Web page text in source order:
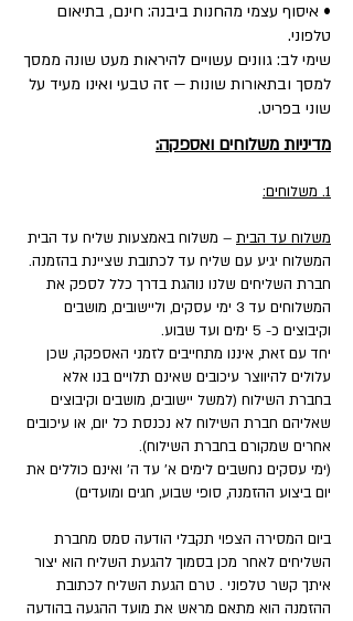
• איסוף עצמי מהחנות ביבנה: חינם, בתיאום
טלפוני.
שימי לב: גוונים עשויים להיראות מעט שונה ממסך
למסך ובתאורות שונות — זה טבעי ואינו מעיד על
שוני בפריט.
מדיניות משלוחים ואספקה:
1. משלוחים:
משלוח עד הבית – משלוח באמצעות שליח עד הבית
המשלוח יגיע עם שליח עד לכתובת שציינת בהזמנה.
חברת השליחים שלנו נוהגת בדרך כלל לספק את
המשלוחים עד 3 ימי עסקים, וליישובים, מושבים
וקיבוצים כ- 5 ימים ועד שבוע.
יחד עם זאת, איננו מתחייבים לזמני האספקה, שכן
עלולים להיווצר עיכובים שאינם תלויים בנו אלא
בחברת השילוח (למשל יישובים, מושבים וקיבוצים
שאליהם חברת השילוח לא נכנסת כל יום, או עיכובים
אחרים שמקורם בחברת השילוח).
(ימי עסקים נחשבים לימים א' עד ה' ואינם כוללים את
יום ביצוע ההזמנה, סופי שבוע, חגים ומועדים)
ביום המסירה הצפוי תקבלי הודעה סמס מחברת
השליחים לאחר מכן בסמוך להגעת השליח הוא יצור
איתך קשר טלפוני . טרם הגעת השליח לכתובת
ההזמנה הוא מתאם מראש את מועד ההגעה בהודעה